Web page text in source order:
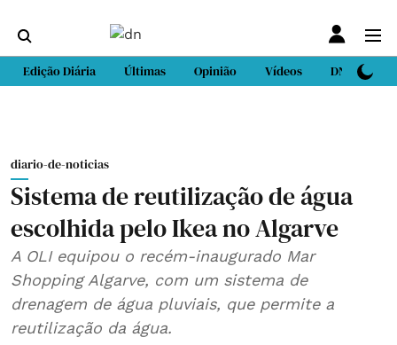
Edição Diária Últimas Opinião Vídeos DN Sport
diario-de-noticias
Sistema de reutilização de água
escolhida pelo Ikea no Algarve
A OLI equipou o recém-inaugurado Mar
Shopping Algarve, com um sistema de
drenagem de água pluviais, que permite a
reutilização da água.